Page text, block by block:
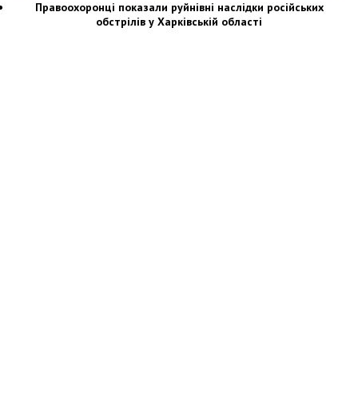
Правоохоронці показали руйнівні наслідки російських
обстрілів у Харківській області